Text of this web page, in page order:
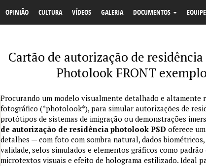
OPINIÃO CULTURA VÍDEOS GALERIA DOCUMENTOS EQUIPE
Cartão de autorização de
Photolook FRONT
Procurando um modelo visualmente detalhado e altamente
fotográfico (*photolook*), para simular autorizações de
protótipos de sistemas de imigração ou demonstrações
de autorização de residência photolook PSD oferece
detalhes — com foto com sombra natural, dados
validade, selos simulados e elementos gráficos como
microtextos visuais e efeito de holograma estilizado. Ideal